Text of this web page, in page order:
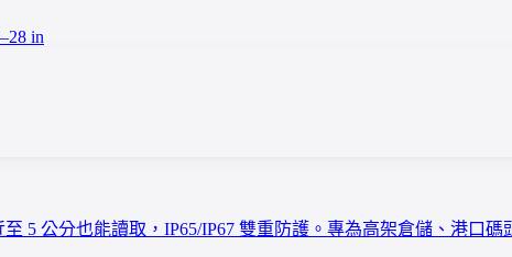
in
5 公分也能讀取，IP65/IP67 雙重防護。專為高架倉儲、港口